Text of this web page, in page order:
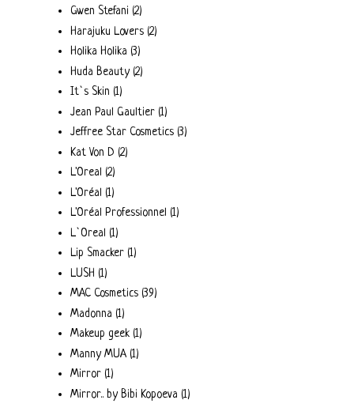
Gwen Stefani (2)
Harajuku Lovers (2)
Holika Holika (3)
Huda Beauty (2)
It`s Skin (1)
Jean Paul Gaultier (1)
Jeffree Star Cosmetics (3)
Kat Von D (2)
L'Oreal (2)
L'Oréal (1)
L'Oréal Professionnel (1)
L`Oreal (1)
Lip Smacker (1)
LUSH (1)
MAC Cosmetics (39)
Madonna (1)
Makeup geek (1)
Manny MUA (1)
Mirror (1)
Mirror.. by Bibi Kopoeva (1)